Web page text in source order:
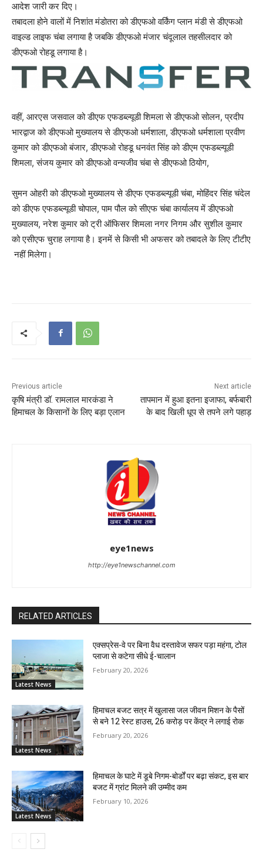
आदेश जारी कर दिए।
तबादला होने वालों में निशांत मंडोतरा को डीएफओ वर्किंग प्लान मंडी से डीएफओ
वाइल्ड लाइफ चंबा लगाया है जबकि डीएफओ मंजार चंदूलाल तहसीलदार को
डीएफओ रोहडू लगाया है।
वहीं, आरएस जसवाल को डीएफ एफडब्ल्यूडी शिमला से डीएफओ सोलन, प्रदीप
भारद्वाज को डीएफओ मुख्यालय से डीएफओ धर्मशाला, डीएफओ धर्मशाला प्रवीण
कुमार को डीएफओ बंजार, डीएफओ रोहडू धनवंत सिंह को डीएम एफडब्ल्यूडी
शिमला, संजय कुमार को डीएफओ वन्यजीव चंबा से डीएफओ ठियोग,
सुमन ओहरी को डीएफओ मुख्यालय से डीएफ एफडब्ल्यूडी चंबा, मोहिंदर सिंह चंदेल
को डीएफ एफडब्ल्यूडी चोपाल, पाम पौल को सीएफ चंबा कार्यालय में डीएफओ
मुख्यालय, नरेश कुमार को ट्री ऑफिसर शिमला नगर निगम और सुशील कुमार
को एसीएफ चुराह लगाया है। इनमें से किसी भी अफसर को तबादले के लिए टीटीए
नहीं मिलेगा।
Previous article
कृषि मंत्री डॉ. रामलाल मारकंडा ने
हिमाचल के किसानों के लिए बड़ा एलान
Next article
तापमान में हुआ इतना इजाफा, बर्फबारी
के बाद खिली धूप से तपने लगे पहाड़
eye1news
http://eye1newschannel.com
RELATED ARTICLES
Latest News
एक्सप्रेस-वे पर बिना वैध दस्तावेज सफर पड़ा महंगा, टोल
प्लाजा से कटेगा सीधे ई-चालान
February 20, 2026
Latest News
हिमाचल बजट सत्र में खुलासा जल जीवन मिशन के पैसों
से बने 12 रेस्ट हाउस, 26 करोड़ पर केंद्र ने लगाई रोक
February 20, 2026
Latest News
हिमाचल के घाटे में डूबे निगम-बोर्डों पर बढ़ा संकट, इस बार
बजट में ग्रांट मिलने की उम्मीद कम
February 10, 2026